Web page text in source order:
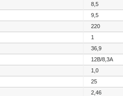
8,5
9,5
220
1
36,9
12В/8,3А
1,0
25
2,46